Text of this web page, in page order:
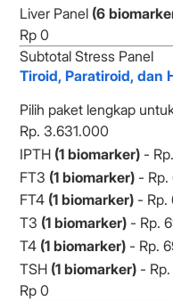
Liver Panel (6
Subtotal Stress Panel
Tiroid, Paratiroid, dan
Pilih paket lengkap
Rp. 3.631.000
IPTH (1 biomarker) -
FT3 (1 biomarker) -
FT4 (1 biomarker) - Rp.
T3 (1 biomarker) - Rp.
T4 (1 biomarker) - Rp.
TSH (1 biomarker) -